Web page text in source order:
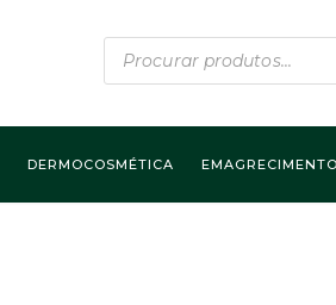
Products
search
DERMOCOSMÉTICA EMAGRECIMENTO